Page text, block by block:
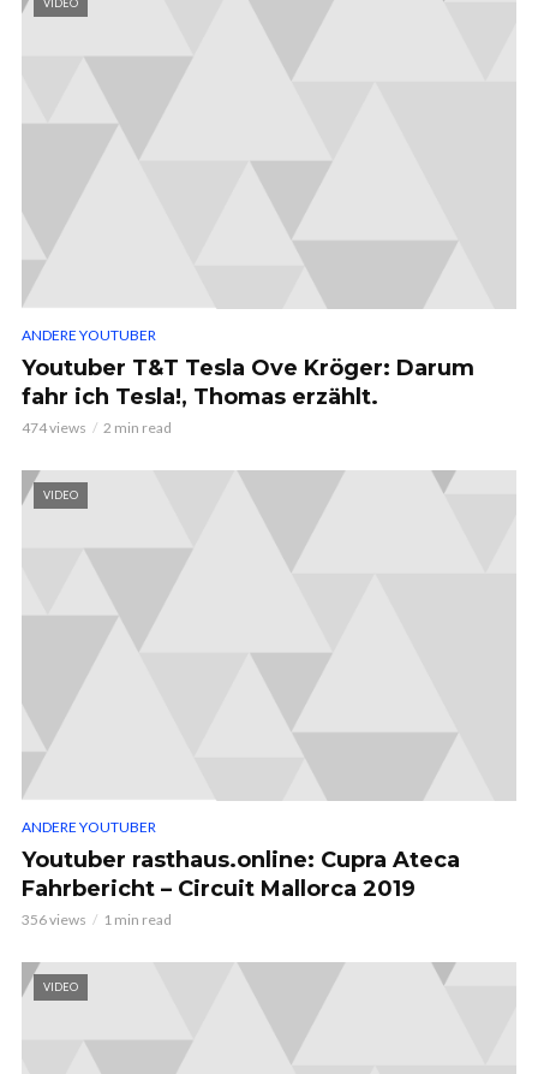
VIDEO
ANDERE YOUTUBER
Youtuber T&T Tesla Ove Kröger: Darum
fahr ich Tesla!, Thomas erzählt.
474 views 2 min read
VIDEO
ANDERE YOUTUBER
Youtuber rasthaus.online: Cupra Ateca
Fahrbericht – Circuit Mallorca 2019
356 views 1 min read
VIDEO